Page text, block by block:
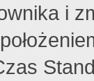
i